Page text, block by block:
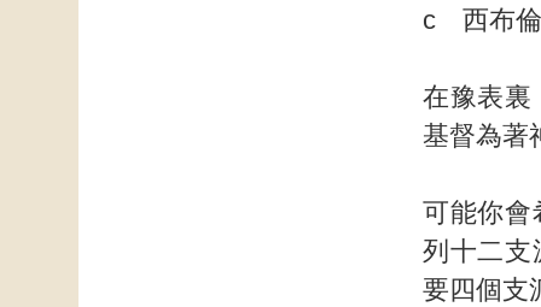
c 西布倫
在豫表裏
基督為著
可能你會
列十二支
要四個支